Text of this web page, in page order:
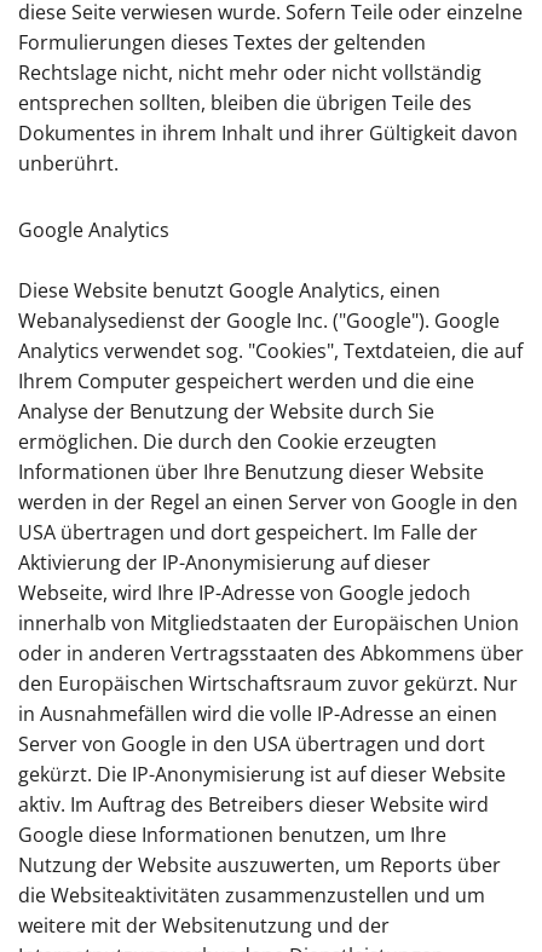
diese Seite verwiesen wurde. Sofern Teile oder einzelne
Formulierungen dieses Textes der geltenden
Rechtslage nicht, nicht mehr oder nicht vollständig
entsprechen sollten, bleiben die übrigen Teile des
Dokumentes in ihrem Inhalt und ihrer Gültigkeit davon
unberührt.
Google Analytics
Diese Website benutzt Google Analytics, einen
Webanalysedienst der Google Inc. ("Google"). Google
Analytics verwendet sog. "Cookies", Textdateien, die auf
Ihrem Computer gespeichert werden und die eine
Analyse der Benutzung der Website durch Sie
ermöglichen. Die durch den Cookie erzeugten
Informationen über Ihre Benutzung dieser Website
werden in der Regel an einen Server von Google in den
USA übertragen und dort gespeichert. Im Falle der
Aktivierung der IP-Anonymisierung auf dieser
Webseite, wird Ihre IP-Adresse von Google jedoch
innerhalb von Mitgliedstaaten der Europäischen Union
oder in anderen Vertragsstaaten des Abkommens über
den Europäischen Wirtschaftsraum zuvor gekürzt. Nur
in Ausnahmefällen wird die volle IP-Adresse an einen
Server von Google in den USA übertragen und dort
gekürzt. Die IP-Anonymisierung ist auf dieser Website
aktiv. Im Auftrag des Betreibers dieser Website wird
Google diese Informationen benutzen, um Ihre
Nutzung der Website auszuwerten, um Reports über
die Websiteaktivitäten zusammenzustellen und um
weitere mit der Websitenutzung und der